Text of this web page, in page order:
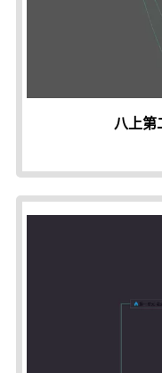
八上第